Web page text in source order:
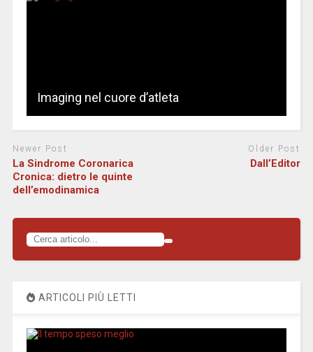
Imaging nel cuore d’atleta
Newer Post
La Sindrome Coronarica
Cronica: dietro le quinte
dell’emodinamica
Older Post
Dall’Editor
ARTICOLI PIÙ LETTI